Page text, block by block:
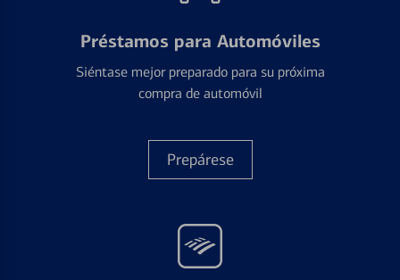
Préstamos para Automóviles
Siéntase mejor preparado para su próxima
compra de automóvil
Prepárese